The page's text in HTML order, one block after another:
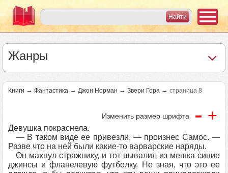
Жанры
Книги → Фантастика → Джон Норман → Звери Гора → страница 8
Изменить размер шрифта - +
Девушка покраснела.
— В таком виде ее привезли, — произнес Самос. —
Разве что на ней были какие-то варварские наряды.
Он махнул стражнику, и тот вывалил из мешка синие
джинсы и фланелевую футболку. Не зная, что это ее